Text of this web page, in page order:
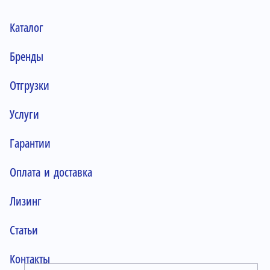
Каталог
Бренды
Отгрузки
Услуги
Гарантии
Оплата и доставка
Лизинг
Статьи
Контакты